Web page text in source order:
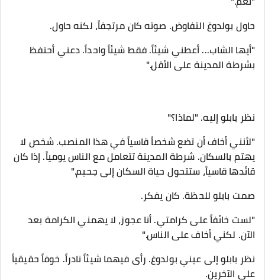
حاول بولدوغ التفاوض. صوته كان مرتجفاً، لكنه حاول.
"أيها الشاب... أعطني شيئاً. فقط شيئاً واحداً. دعني أحتفظ
بشرطة المدينة على الأقل."
نظر بابلو إليه. "لماذا؟"
"لأنني أخاف أن تضع شخصاً قاسياً في هذا المنصب. شخص لا
يهتم بالسكان. شرطة المدينة تتعامل مع الناس يومياً. إذا كان
قائدها قاسياً، ستتحول حياة السكان إلى جحيم."
صمت بابلو للحظة. كان يفكر.
"لست خائفاً على كرامتي. أنا عجوز، لا يهمني الكرامة بعد
الآن. لكني أخاف على الناس."
نظر بابلو إلى عيني بولدوغ. رأى فيهما شيئاً نادراً. خوفاً حقيقياً
على الآخرين.